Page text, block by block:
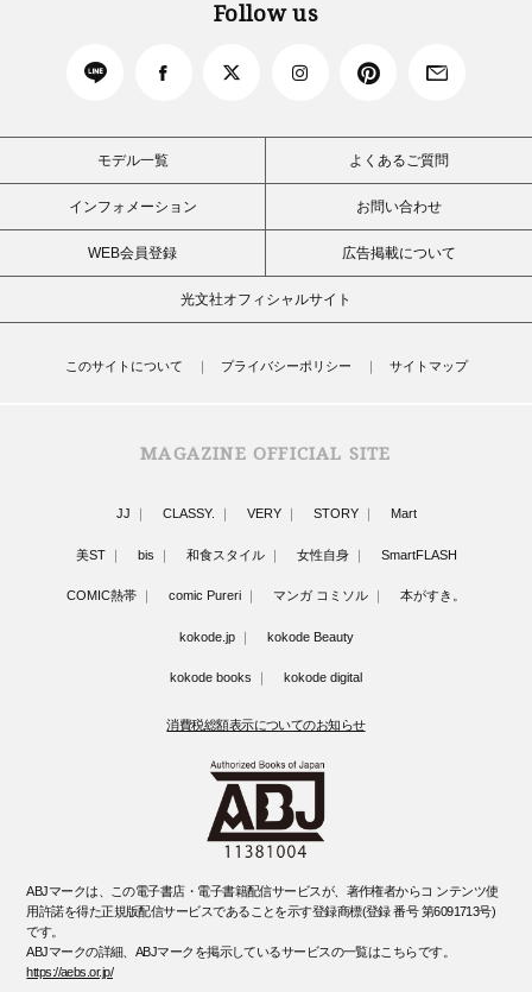
Follow us
モデル一覧 よくあるご質問
インフォメーション お問い合わせ
WEB会員登録 広告掲載について
光文社オフィシャルサイト
このサイトについて プライバシーポリシー サイトマップ
MAGAZINE OFFICIAL SITE
JJ CLASSY. VERY STORY Mart
美ST bis 和食スタイル 女性自身 SmartFLASH
COMIC熱帯 comic Pureri マンガ コミソル 本がすき。
kokode.jp kokode Beauty
kokode books kokode digital
消費税総額表示についてのお知らせ
ABJマークは、この電子書店・電子書籍配信サービスが、著作権者からコ ンテンツ使
用許諾を得た正規版配信サービスであることを示す登録商標(登録 番号 第6091713号)
です。
ABJマークの詳細、ABJマークを掲示しているサービスの一覧はこちらです。
https://aebs.or.jp/